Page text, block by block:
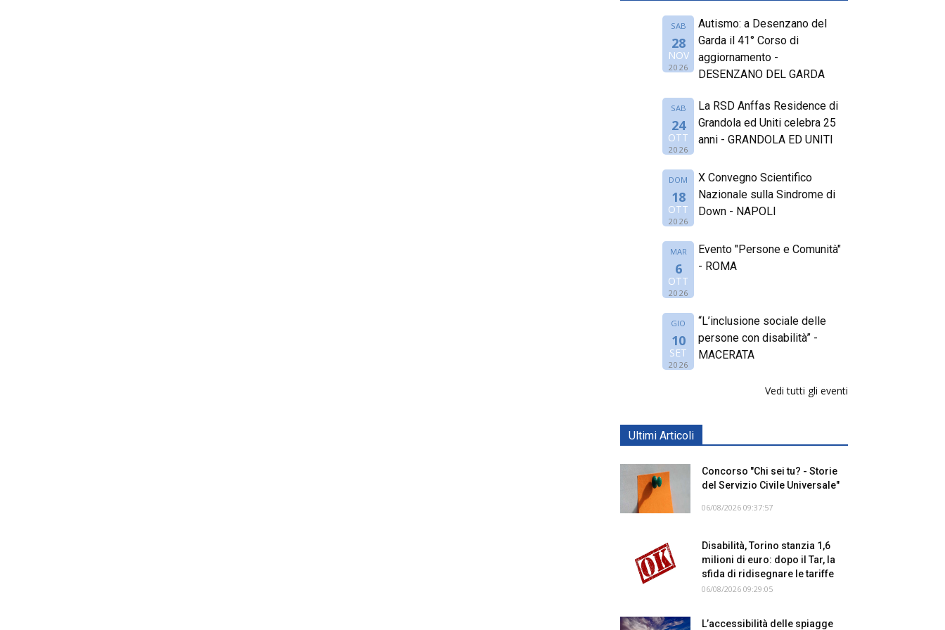
SAB
28
NOV
2026
Autismo: a Desenzano del
Garda il 41° Corso di
aggiornamento -
DESENZANO DEL GARDA
SAB
24
OTT
2026
La RSD Anffas Residence di
Grandola ed Uniti celebra 25
anni - GRANDOLA ED UNITI
DOM
18
OTT
2026
X Convegno Scientifico
Nazionale sulla Sindrome di
Down - NAPOLI
MAR
6
OTT
2026
Evento "Persone e Comunità"
- ROMA
GIO
10
SET
2026
“L’inclusione sociale delle
persone con disabilità” -
MACERATA
Vedi tutti gli eventi
Ultimi Articoli
Concorso "Chi sei tu? - Storie
del Servizio Civile Universale"
06/08/2026 09:37:57
Disabilità, Torino stanzia 1,6
milioni di euro: dopo il Tar, la
sfida di ridisegnare le tariffe
06/08/2026 09:29:05
L’accessibilità delle spiagge